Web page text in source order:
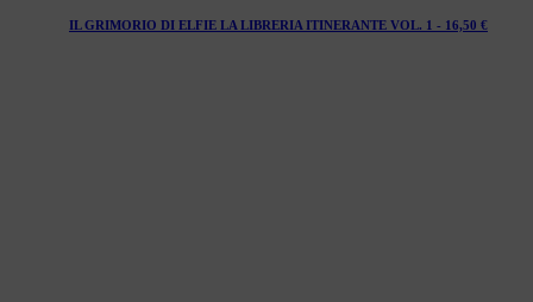
IL GRIMORIO DI ELFIE LA LIBRERIA ITINERANTE VOL. 1 - 16,50 €